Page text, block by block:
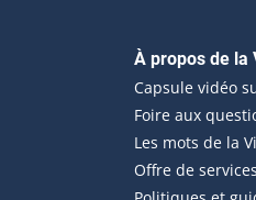
À propos de la
Capsule vidéo
Foire aux
Les mots de la
Offre de